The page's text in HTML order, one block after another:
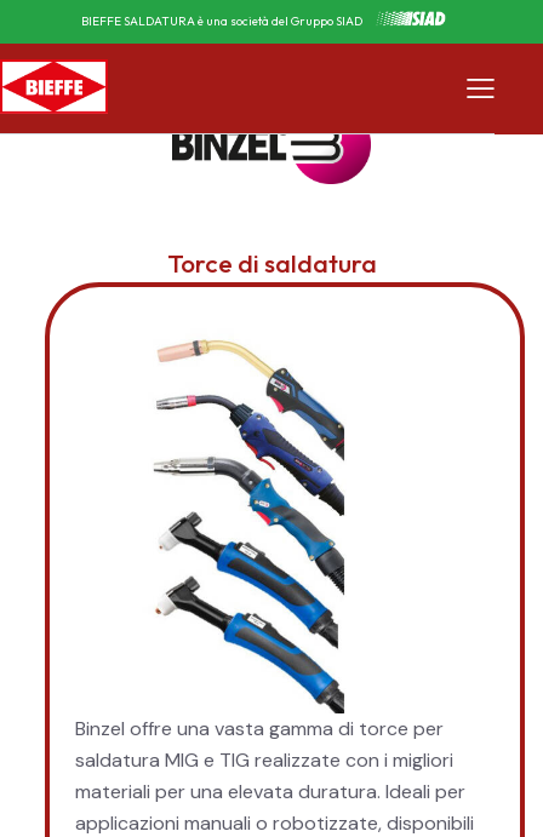
BIEFFE SALDATURA è una società del Gruppo SIAD
Torce di saldatura
Binzel offre una vasta gamma di torce per
saldatura MIG e TIG realizzate con i migliori
materiali per una elevata duratura. Ideali per
applicazioni manuali o robotizzate, disponibili